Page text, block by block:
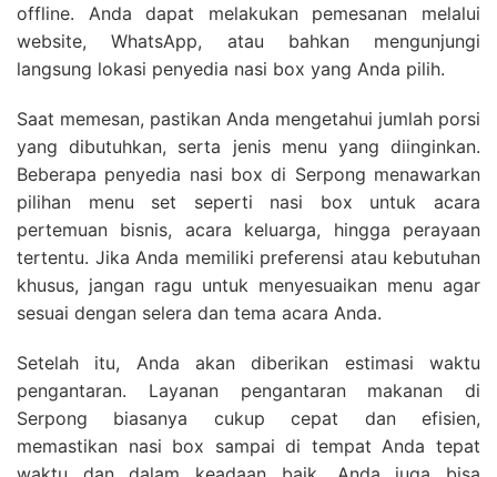
offline. Anda dapat melakukan pemesanan melalui
website, WhatsApp, atau bahkan mengunjungi
langsung lokasi penyedia nasi box yang Anda pilih.
Saat memesan, pastikan Anda mengetahui jumlah porsi
yang dibutuhkan, serta jenis menu yang diinginkan.
Beberapa penyedia nasi box di Serpong menawarkan
pilihan menu set seperti nasi box untuk acara
pertemuan bisnis, acara keluarga, hingga perayaan
tertentu. Jika Anda memiliki preferensi atau kebutuhan
khusus, jangan ragu untuk menyesuaikan menu agar
sesuai dengan selera dan tema acara Anda.
Setelah itu, Anda akan diberikan estimasi waktu
pengantaran. Layanan pengantaran makanan di
Serpong biasanya cukup cepat dan efisien,
memastikan nasi box sampai di tempat Anda tepat